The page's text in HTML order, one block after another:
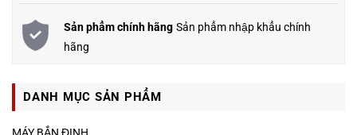
Sản phẩm chính hãng Sản phẩm nhập khẩu chính
hãng
DANH MỤC SẢN PHẨM